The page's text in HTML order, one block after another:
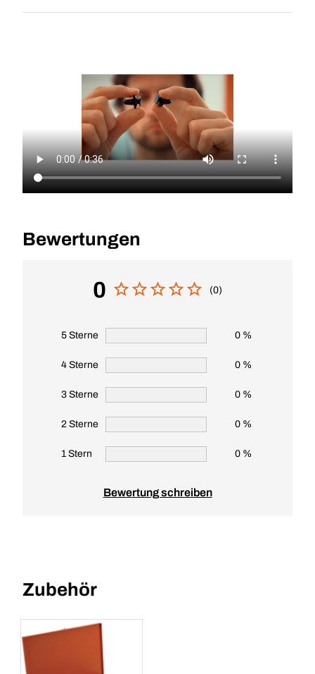
Bewertungen
0 (0)
5 Sterne 0 %
4 Sterne 0 %
3 Sterne 0 %
2 Sterne 0 %
1 Stern 0 %
Bewertung schreiben
Zubehör